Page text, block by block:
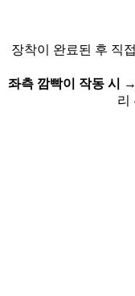
장착이 완료된 후 직
좌측 깜빡이 작동 시
리